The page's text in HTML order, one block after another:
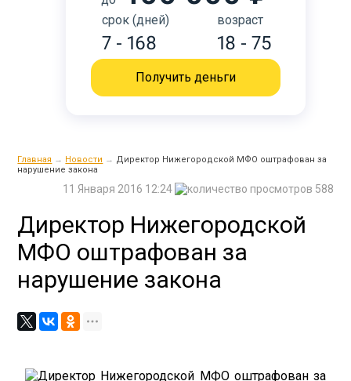
срок (дней)
7 - 168
возраст
18 - 75
Получить деньги
Главная → Новости → Директор Нижегородской МФО оштрафован за
нарушение закона
588
11 Января 2016 12:24
Директор Нижегородской
МФО оштрафован за
нарушение закона